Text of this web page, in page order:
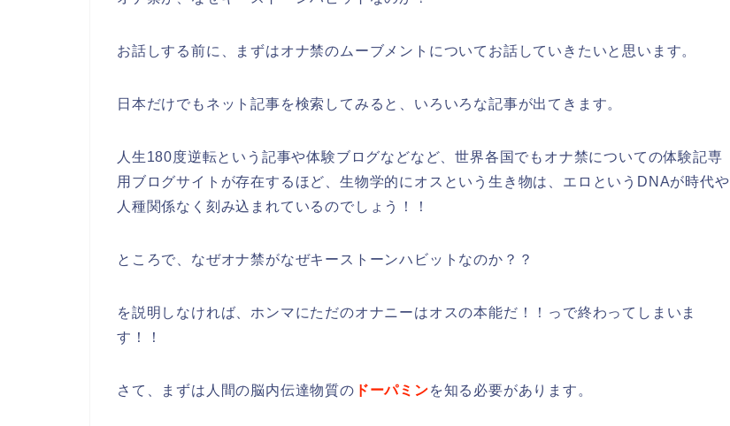
お話しする前に、まずはオナ禁のムーブメントについてお話していきたいと思います。
日本だけでもネット記事を検索してみると、いろいろな記事が出てきます。
人生180度逆転という記事や体験ブログなどなど、世界各国でもオナ禁についての体験記専
用ブログサイトが存在するほど、生物学的にオスという生き物は、エロというDNAが時代や
人種関係なく刻み込まれているのでしょう！！
ところで、なぜオナ禁がなぜキーストーンハビットなのか？？
を説明しなければ、ホンマにただのオナニーはオスの本能だ！！っで終わってしまいま
す！！
さて、まずは人間の脳内伝達物質の ドーパミンを知る必要があります。